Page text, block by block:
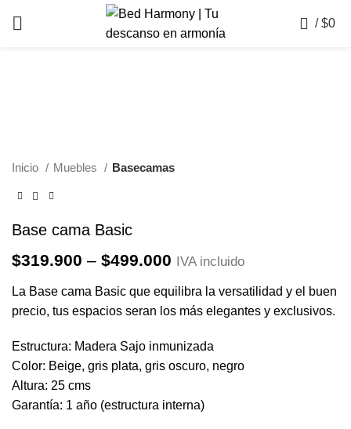
/ $0
Inicio Muebles Basecamas
Base cama Basic
$319.900 – $499.000 Price
$319.900
through
IVA incluido
La Base cama Basic que equilibra la versatilidad y el buen
precio, tus espacios seran los más elegantes y exclusivos.
Estructura: Madera Sajo inmunizada
Color: Beige, gris plata, gris oscuro, negro
Altura: 25 cms
Garantía: 1 año (estructura interna)